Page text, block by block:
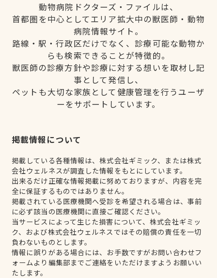
動物病院ドクターズ・ファイルは、
首都圏を中心としてエリア拡大中の獣医師・動物
病院情報サイト。
路線・駅・行政区だけでなく、診療可能な動物か
らも検索できることが特徴的。
獣医師の診療方針や診療に対する想いを取材し記
事として発信し、
ペットも大切な家族として健康管理を行うユーザ
ーをサポートしています。
掲載情報について
掲載している各種情報は、株式会社ギミック、または株式
会社ウェルネスが調査した情報をもとにしています。
出来るだけ正確な情報掲載に努めておりますが、内容を完
全に保証するものではありません。
掲載されている医療機関へ受診を希望される場合は、事前
に必ず該当の医療機関に直接ご確認ください。
当サービスによって生じた損害について、株式会社ギミッ
ク、および株式会社ウェルネスではその賠償の責任を一切
負わないものとします。
情報に誤りがある場合には、お手数ですがお問い合わせフ
ォームより編集部までご連絡をいただけますようお願いい
たします。